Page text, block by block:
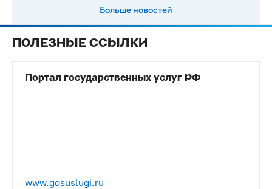
Больше новостей
ПОЛЕЗНЫЕ ССЫЛКИ
Портал государственных услуг РФ
www.gosuslugi.ru